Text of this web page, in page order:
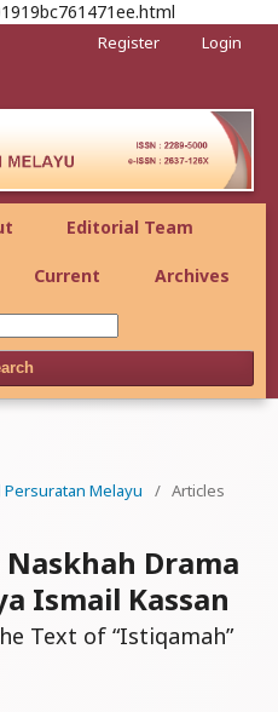
Editorial Team
Current Archives
Register Login
Persuratan Melayu
/ Articles
Drama
Ismail Kassan
Text of “Istiqamah”